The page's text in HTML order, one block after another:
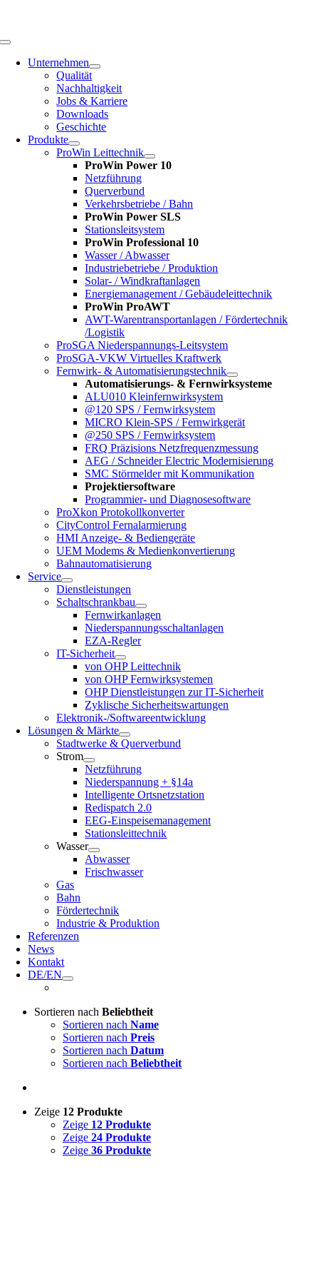
Toggle
NavigationUnternehmen
Qualität
Nachhaltigkeit
Jobs & Karriere
Downloads
Geschichte
Produkte
ProWin Leittechnik
ProWin Power 10
Netzführung
Querverbund
Verkehrsbetriebe / Bahn
ProWin Power SLS
Stationsleitsystem
ProWin Professional 10
Wasser / Abwasser
Industriebetriebe / Produktion
Solar- / Windkraftanlagen
Energiemanagement / Gebäudeleittechnik
ProWin ProAWT
AWT-Warentransportanlagen / Fördertechnik
/Logistik
ProSGA Niederspannungs-Leitsystem
ProSGA-VKW Virtuelles Kraftwerk
Fernwirk- & Automatisierungstechnik
Automatisierungs- & Fernwirksysteme
ALU010 Kleinfernwirksystem
@120 SPS / Fernwirksystem
MICRO Klein-SPS / Fernwirkgerät
@250 SPS / Fernwirksystem
FRQ Präzisions Netzfrequenzmessung
AEG / Schneider Electric Modernisierung
SMC Störmelder mit Kommunikation
Projektiersoftware
Programmier- und Diagnosesoftware
ProXkon Protokollkonverter
CityControl Fernalarmierung
HMI Anzeige- & Bediengeräte
UEM Modems & Medienkonvertierung
Bahnautomatisierung
Service
Dienstleistungen
Schaltschrankbau
Fernwirkanlagen
Niederspannungsschaltanlagen
EZA-Regler
IT-Sicherheit
von OHP Leittechnik
von OHP Fernwirksystemen
OHP Dienstleistungen zur IT-Sicherheit
Zyklische Sicherheitswartungen
Elektronik-/Softwareentwicklung
Lösungen & Märkte
Stadtwerke & Querverbund
Strom
Netzführung
Niederspannung + §14a
Intelligente Ortsnetzstation
Redispatch 2.0
EEG-Einspeisemanagement
Stationsleittechnik
Wasser
Abwasser
Frischwasser
Gas
Bahn
Fördertechnik
Industrie & Produktion
Referenzen
News
Kontakt
DE/EN
Sortieren nach Beliebtheit
Sortieren nach Name
Sortieren nach Preis
Sortieren nach Datum
Sortieren nach Beliebtheit
Zeige 12 Produkte
Zeige 12 Produkte
Zeige 24 Produkte
Zeige 36 Produkte